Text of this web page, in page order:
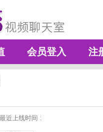
会员登入 注
最近上线时间 :